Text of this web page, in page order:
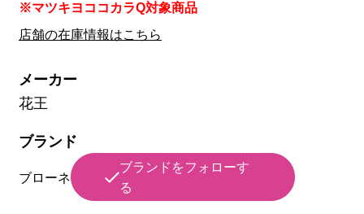
※マツキヨココカラQ対象商品
店舗の在庫情報はこちら
メーカー
花王
ブランド
ブローネ
ブランドをフォローす
る